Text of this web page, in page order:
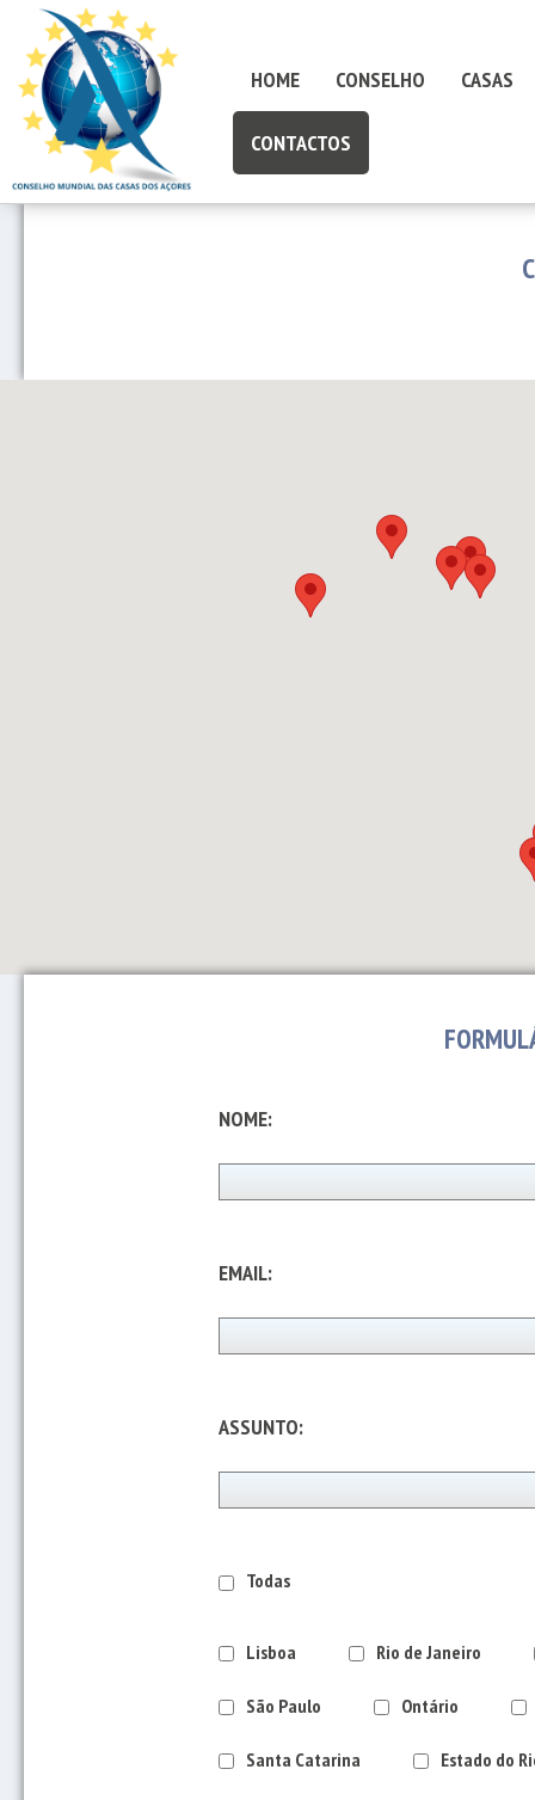
HOME CONSELHO CASAS
CONTACTOS
NOME:
EMAIL:
ASSUNTO:
Todas
Lisboa Rio de Janeiro
São Paulo Ontário
Santa Catarina Estado do